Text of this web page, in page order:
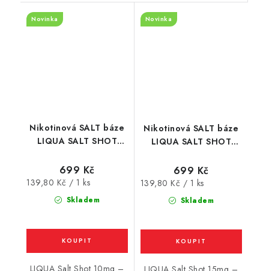
Nikotinová SALT báze
LIQUA SALT SHOT
/ 10mg
Novinka
Skladem
699 Kč
Měrná
139,80 Kč / 1 ks
LIQUA Salt Shot 10mg –
Nikotinová SALT báze
LIQUA SALT SHOT
/ 15mg
Novinka
Skladem
699 Kč
Měrná
139,80 Kč / 1 ks